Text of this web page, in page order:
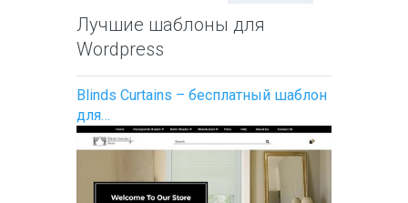
Лучшие шаблоны для
Wordpress
Blinds Curtains – бесплатный шаблон
для…